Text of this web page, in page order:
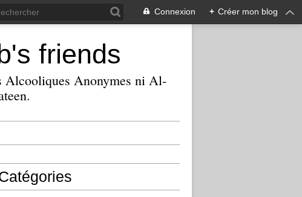
Connexion + Créer mon blog
friends
Alcooliques Anonymes ni Al-